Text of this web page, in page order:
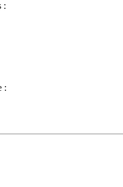
:
: